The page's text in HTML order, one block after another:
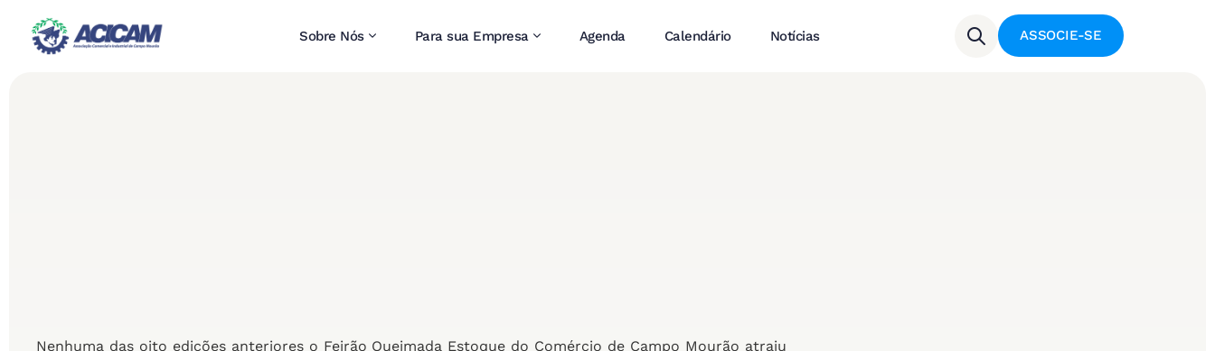
Sobre Nós Para sua Empresa Agenda Calendário Notícias ASSOCIE-SE
Nenhuma das oito edições anteriores o Feirão Queimada Estoque do Comércio de Campo Mourão atraiu